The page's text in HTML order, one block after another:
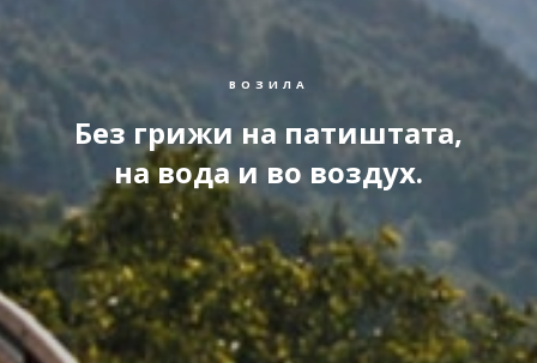
ВОЗИЛА
Без грижи на патиштата,
на вода и во воздух.